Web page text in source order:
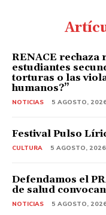
RENACE
estudiantes
torturas o las
humanos?”
NOTICIAS 5 AGOSTO,
Festival Pulso
CULTURA 5 AGOSTO, 2026
Defendamos el
de salud
NOTICIAS 5 AGOSTO,